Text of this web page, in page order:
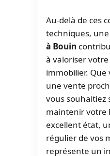
Au-delà de ces
techniques, une
à Bouin
à valoriser
immobilier. Que
une vente
vous souhaitiez
maintenir votre
excellent état,
régulier de vos
représente un